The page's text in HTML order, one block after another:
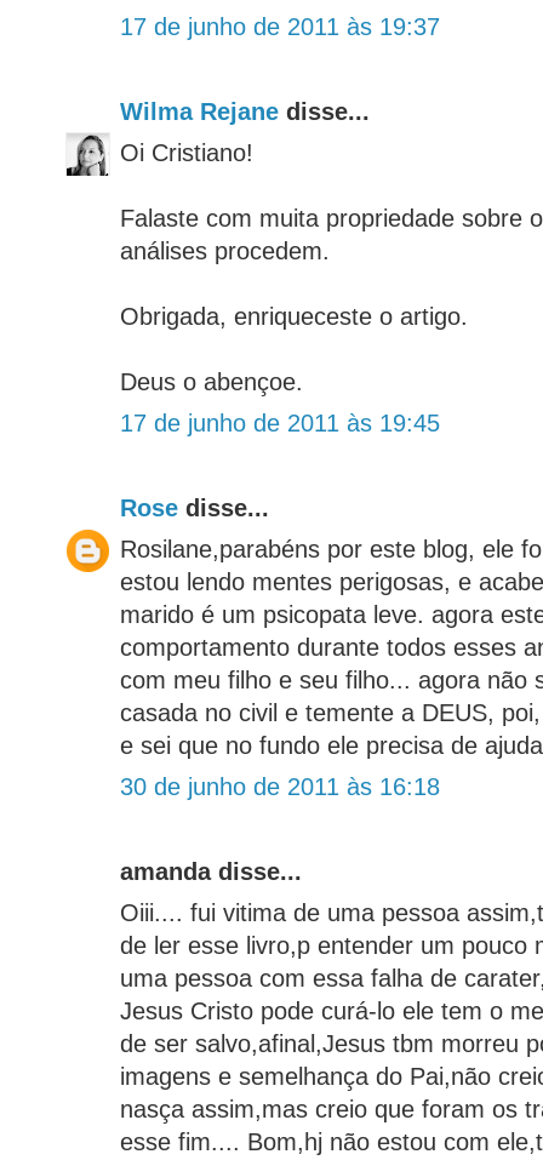
17 de junho de 2011 às 19:37
Wilma Rejane disse...
Oi Cristiano!
Falaste com muita propriedade sobre
análises procedem.
Obrigada, enriqueceste o artigo.
Deus o abençoe.
17 de junho de 2011 às 19:45
Rose disse...
Rosilane,parabéns por este blog, ele
estou lendo mentes perigosas, e
marido é um psicopata leve. agora
comportamento durante todos esses
com meu filho e seu filho... agora não
casada no civil e temente a DEUS,
e sei que no fundo ele precisa de
30 de junho de 2011 às 16:18
amanda disse...
Oiii.... fui vitima de uma pessoa
de ler esse livro,p entender um pouco
uma pessoa com essa falha de
Jesus Cristo pode curá-lo ele tem o
de ser salvo,afinal,Jesus tbm morreu
imagens e semelhança do Pai,não
nasça assim,mas creio que foram os
esse fim.... Bom,hj não estou com